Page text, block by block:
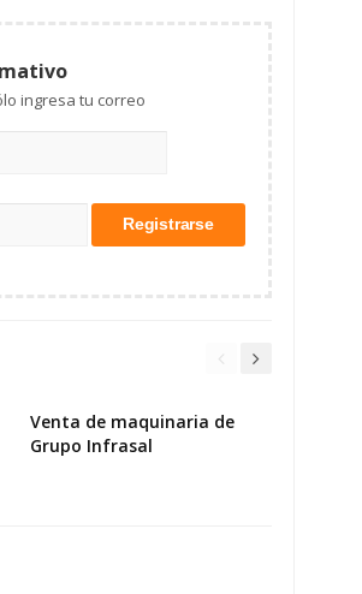
al tanto de las noticias de la industria sólo ingresa tu correo
Venta de maquinaria de
Grupo Infrasal